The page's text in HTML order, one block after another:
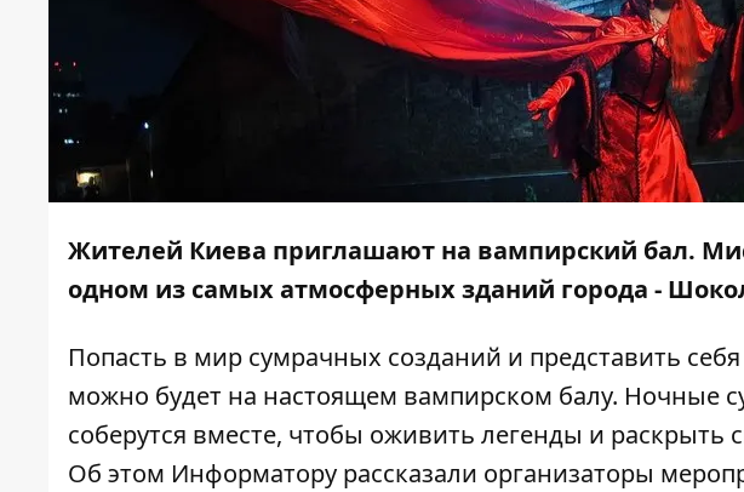
Жителей Киева приглашают на вампирский бал.
одном из самых атмосферных зданий города -
Попасть в мир сумрачных созданий и представить
можно будет на настоящем вампирском балу. Ночные
соберутся вместе, чтобы оживить легенды и
Об этом Информатору рассказали организаторы